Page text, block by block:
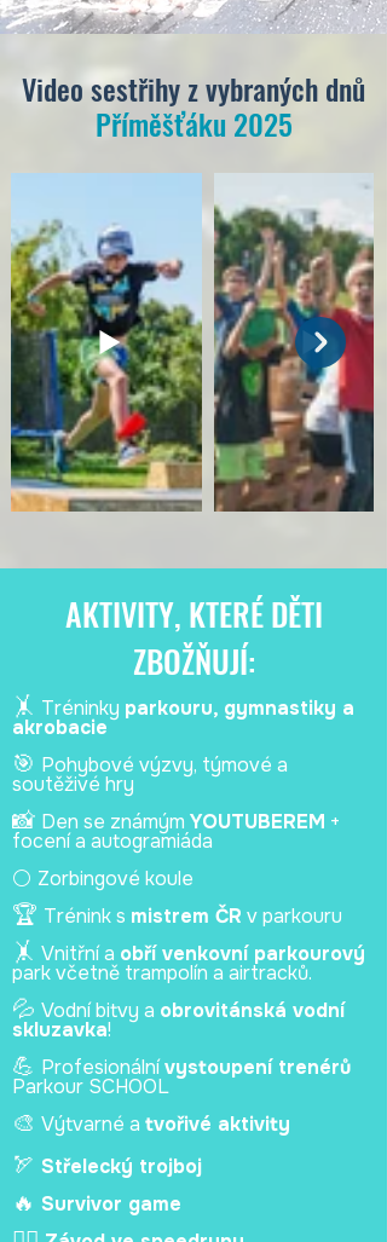
Video sestřihy z vybraných dnů
Příměšťáku 2025
AKTIVITY, KTERÉ DĚTI
ZBOŽŇUJÍ:
🤸 Tréninky parkouru, gymnastiky a
akrobacie
🎯 Pohybové výzvy, týmové a
soutěživé hry
📸 Den se známým YOUTUBEREM +
focení a autogramiáda
⚪ Zorbingové koule
🏆 Trénink s mistrem ČR v parkouru
🤸 Vnitřní a obří venkovní parkourový
park včetně trampolín a airtracků.
💦 Vodní bitvy a obrovitánská vodní
skluzavka!
💪 Profesionálnívystoupení trenérů
Parkour SCHOOL
🎨 Výtvarné a tvořivé aktivity
🏹 Střelecký trojboj
🔥 Survivor game